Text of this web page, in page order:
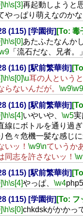
\h\s[3]再起動しようと
やっぱり萌えなのかな
(115) [学園街] [To: 毒
\h\s[0]あたふたなんか
「流石だな、兄者。
(116) [駅前繁華街]
\h\s[0] \u耳の人というと
らないんだが。 \w9\w9
(116) [駅前繁華街]
\h\s[4]いやいや、 \w5実
線にボトルを通り過ぎ
色々危機一髪な感じに
いッ！ \w9\nていうか
同志を許さないッ！
(115) [駅前繁華街]
\h\s[4]やっぱ、 \w4
(115) [学園街] [To: フ
\h\s[0]chkdskがかかっ